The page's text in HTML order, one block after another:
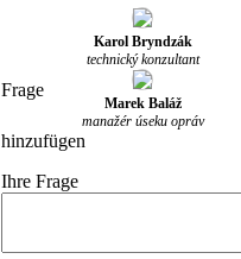
Karol Bryndzák
technický konzultant
Marek Baláž
manažér úseku opráv
Frage
hinzufügen
Ihre Frage